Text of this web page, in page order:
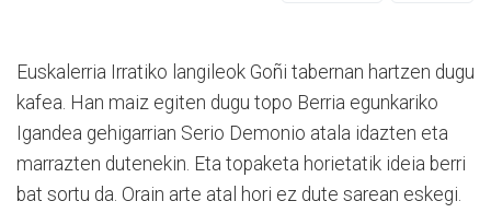
Euskalerria Irratiko langileok Goñi tabernan hartzen dugu
kafea. Han maiz egiten dugu topo Berria egunkariko
Igandea gehigarrian Serio Demonio atala idazten eta
marrazten dutenekin. Eta topaketa horietatik ideia berri
bat sortu da. Orain arte atal hori ez dute sarean eskegi.